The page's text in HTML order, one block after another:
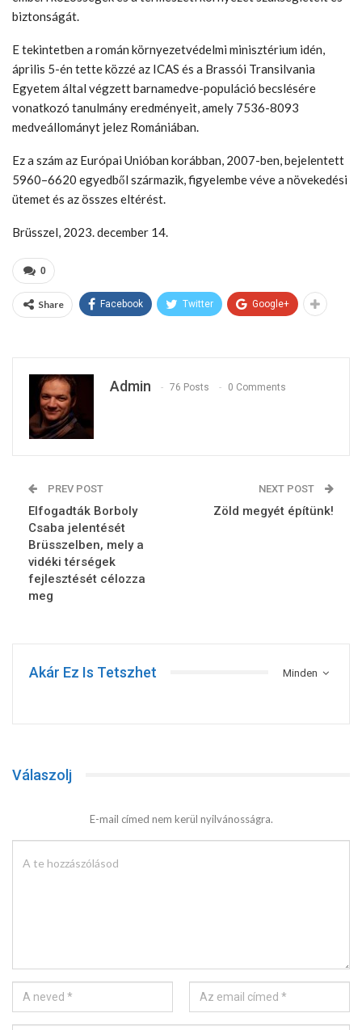
biztonságát.
E tekintetben a román környezetvédelmi minisztérium idén,
április 5-én tette közzé az ICAS és a Brassói Transilvania
Egyetem által végzett barnamedve-populáció becslésére
vonatkozó tanulmány eredményeit, amely 7536-8093
medveállományt jelez Romániában.
Ez a szám az Európai Unióban korábban, 2007-ben, bejelentett
5960–6620 egyedből származik, figyelembe véve a növekedési
ütemet és az összes eltérést.
Brüsszel, 2023. december 14.
0
Share Facebook Twitter Google+
Admin 76 Posts 0 Comments
PREV POST
Elfogadták Borboly
Csaba jelentését
Brüsszelben, mely a
vidéki térségek
fejlesztését célozza
meg
NEXT POST
Zöld megyét építünk!
Minden
Akár Ez Is Tetszhet
Válaszolj
E-mail címed nem kerül nyilvánosságra.